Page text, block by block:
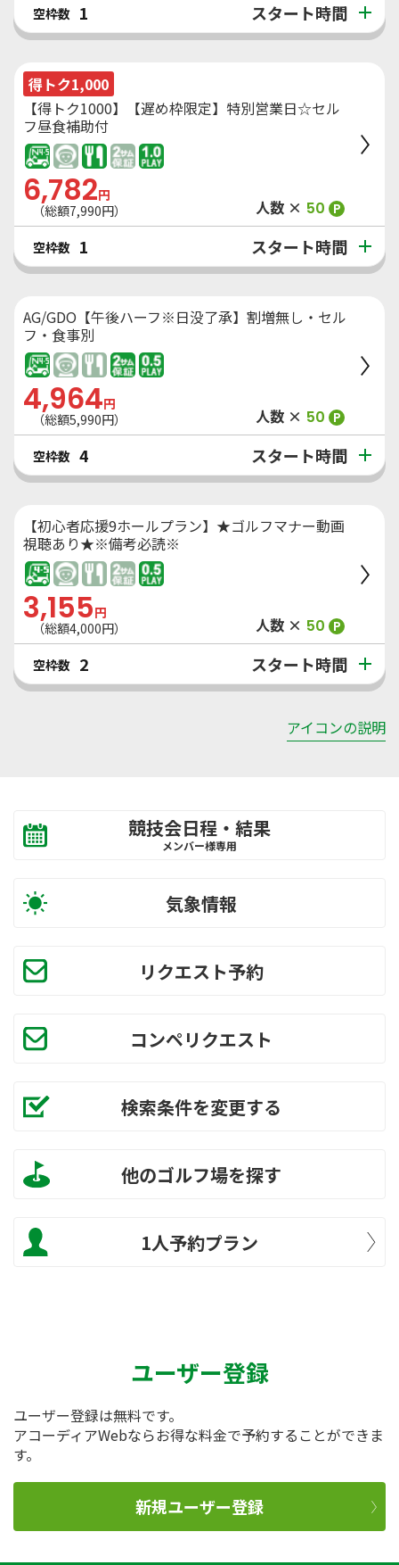
空枠数 1 スタート時間
得トク1,000
【得トク1000】【遅め枠限定】特別営業日☆セル
フ昼食補助付
6,782円
（総額7,990円） 人数 × 50 P
空枠数 1 スタート時間
AG/GDO【午後ハーフ※日没了承】割増無し・セル
フ・食事別
4,964円
（総額5,990円） 人数 × 50 P
空枠数 4 スタート時間
【初心者応援9ホールプラン】★ゴルフマナー動画
視聴あり★※備考必読※
3,155円
（総額4,000円） 人数 × 50 P
空枠数 2 スタート時間
アイコンの説明
競技会日程・結果
メンバー様専用
気象情報
リクエスト予約
コンペリクエスト
検索条件を変更する
他のゴルフ場を探す
1人予約プラン
ユーザー登録
ユーザー登録は無料です。
アコーディアWebならお得な料金で予約することができま
す。
新規ユーザー登録